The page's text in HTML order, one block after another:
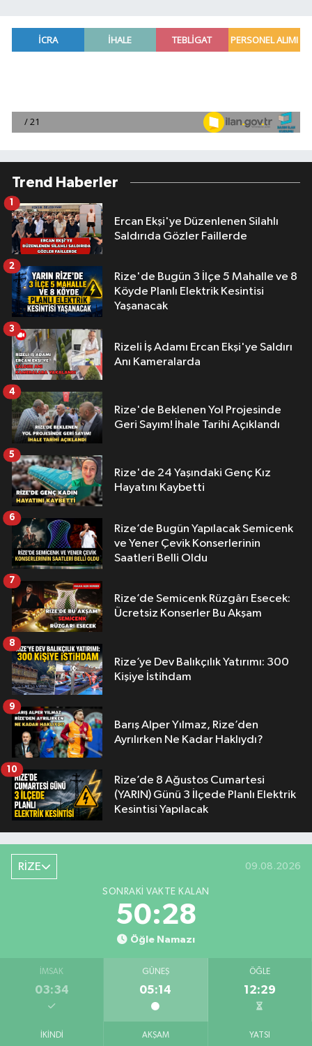
Trend Haberler
Ercan Ekşi'ye Düzenlenen Silahlı
Saldırıda Gözler Faillerde
1
Rize'de Bugün 3 İlçe 5 Mahalle ve 8
Köyde Planlı Elektrik Kesintisi
Yaşanacak
2
Rizeli İş Adamı Ercan Ekşi'ye Saldırı
Anı Kameralarda
3
Rize'de Beklenen Yol Projesinde
Geri Sayım! İhale Tarihi Açıklandı
4
Rize'de 24 Yaşındaki Genç Kız
Hayatını Kaybetti
5
Rize’de Bugün Yapılacak Semicenk
ve Yener Çevik Konserlerinin
Saatleri Belli Oldu
6
Rize’de Semicenk Rüzgârı Esecek:
Ücretsiz Konserler Bu Akşam
7
Rize’ye Dev Balıkçılık Yatırımı: 300
Kişiye İstihdam
8
Barış Alper Yılmaz, Rize’den
Ayrılırken Ne Kadar Haklıydı?
9
Rize’de 8 Ağustos Cumartesi
(YARIN) Günü 3 İlçede Planlı Elektrik
Kesintisi Yapılacak
10
RİZE 09.08.2026
SONRAKI VAKTE KALAN
50:27
Öğle Namazı
İMSAK
03:34
GÜNEŞ
05:14
ÖĞLE
12:29
İKINDI AKŞAM YATSI